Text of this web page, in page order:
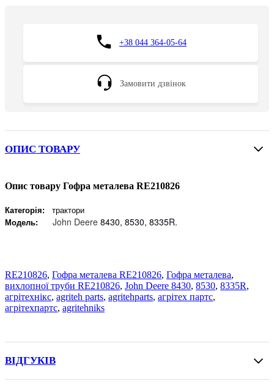
+38 044 364-05-64
Замовити дзвінок
ОПИС ТОВАРУ
Опис товару Гофра металева RE210826
Категорія:
трактори
Модель: John Deere 8430, 8530, 8335R.
RE210826, Гофра металева RE210826, Гофра металева,
вихлопної труби RE210826, John Deere 8430, 8530, 8335R,
агрітехнікс, agriteh parts, agritehparts, агрітех партс,
агрітехпартс, agritehniks
ВІДГУКІВ